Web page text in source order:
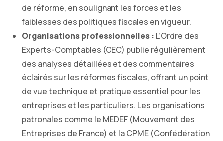
de réforme, en soulignant les forces et les
faiblesses des politiques fiscales en vigueur.
Organisations professionnelles : L’Ordre des
Experts-Comptables (OEC) publie régulièrement
des analyses détaillées et des commentaires
éclairés sur les réformes fiscales, offrant un point
de vue technique et pratique essentiel pour les
entreprises et les particuliers. Les organisations
patronales comme le MEDEF (Mouvement des
Entreprises de France) et la CPME (Confédération